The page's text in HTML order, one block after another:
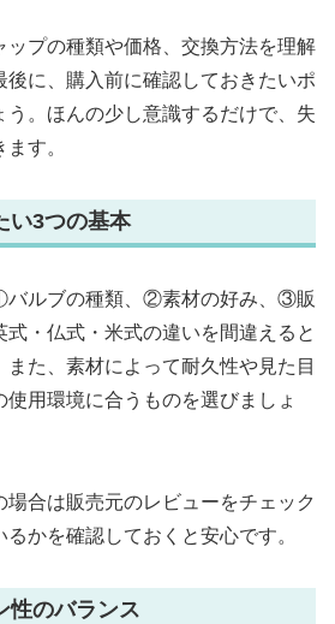
ップの種類や価格、交換方法を理解
後に、購入前に確認しておきたいポ
う。ほんの少し意識するだけで、失
す。
い3つの基本
バルブの種類、②素材の好み、③販
・仏式・米式の違いを間違えると
た、素材によって耐久性や見た目
用環境に合うものを選びましょ
場合は販売元のレビューをチェック
かを確認しておくと安心です。
性のバランス